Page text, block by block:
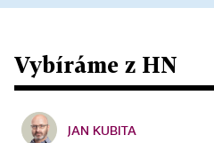
Vybíráme z HN
JAN KUBITA